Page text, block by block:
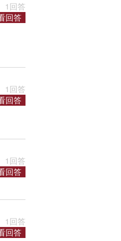
1回答
回答
1回答
回答
1回答
回答
1回答
回答